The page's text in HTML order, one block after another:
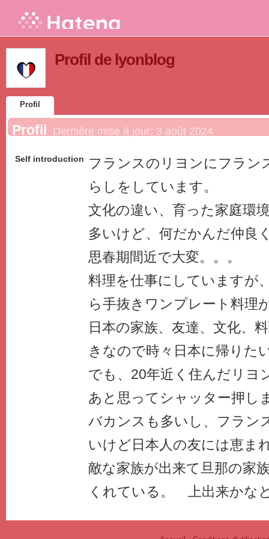
Profil de lyonblog
Profil
Profil Dernière mise à jour: 3 août 2024
Self introduction
フランスのリヨンにフラン
らしをしています。
文化の違い、育った家庭環
多いけど、何だかんだ仲良
思春期間近で大変。。。
料理を仕事にしていますが
ら手抜きワンプレート料理
日本の家族、友達、文化、
きなので時々日本に帰りた
でも、20年近く住んだリヨ
あと思ってシャッター押し
バカンスも多いし、フラン
いけど日本人の友には恵ま
敵な家族が出来て旦那の家
くれている。 上出来か